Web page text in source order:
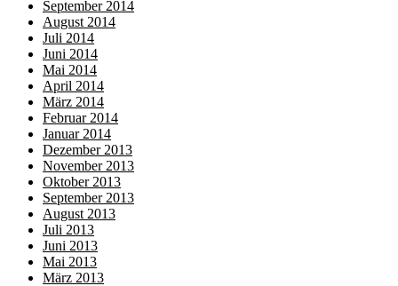
September 2014
August 2014
Juli 2014
Juni 2014
Mai 2014
April 2014
März 2014
Februar 2014
Januar 2014
Dezember 2013
November 2013
Oktober 2013
September 2013
August 2013
Juli 2013
Juni 2013
Mai 2013
März 2013